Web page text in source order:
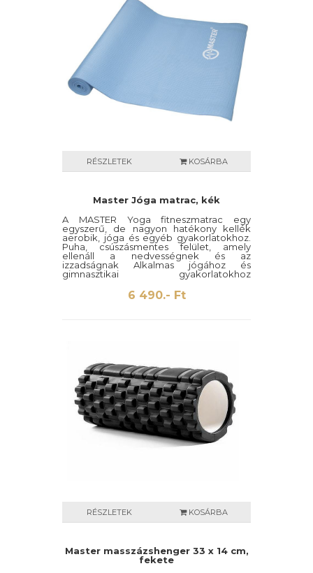
RÉSZLETEK KOSÁRBA
Master Jóga matrac, kék
A MASTER Yoga fitneszmatrac egy
egyszerű, de nagyon hatékony kellék
aerobik, jóga és egyéb gyakorlatokhoz.
Puha, csúszásmentes felület, amely
ellenáll a nedvességnek és az
izzadságnak Alkalmas jógához és
gimnasztikai gyakorlatokhoz
edzőtermekig Tökéletes lengés- és
zajcsillapító 2 pántot tartalmaz
6 490.- Ft
RÉSZLETEK KOSÁRBA
Master masszázshenger 33 x 14 cm,
fekete